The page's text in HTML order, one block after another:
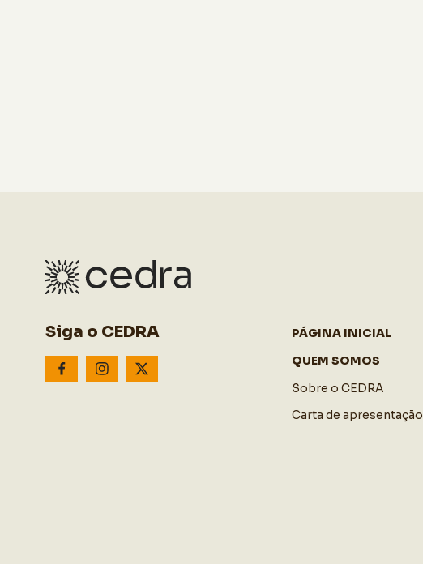
Siga o CEDRA
PÁGINA INICIAL
QUEM SOMOS
Sobre o CEDRA
Carta de apresentação